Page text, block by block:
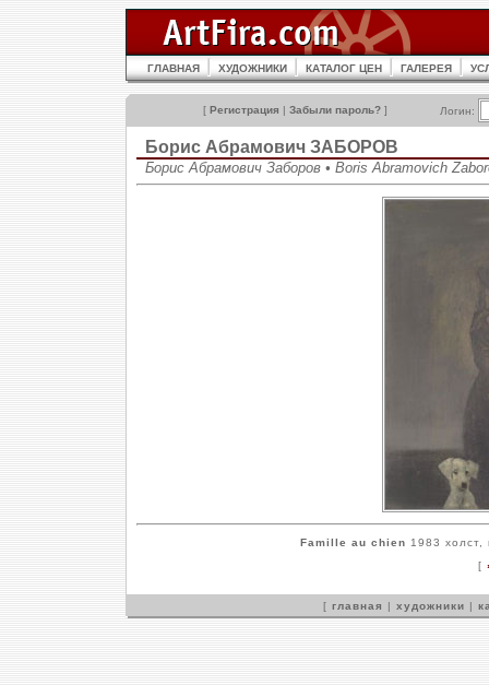
ГЛАВНАЯ ХУДОЖНИКИ КАТАЛОГ ЦЕН ГАЛЕРЕЯ
[ Регистрация | Забыли пароль? ] Логин:
Борис Абрамович ЗАБОРОВ
Борис Абрамович Заборов • Boris Abramovich
Famille au chien 1983
[
[ главная | художники |